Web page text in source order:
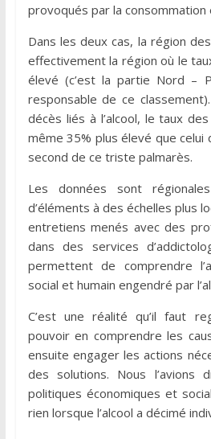
provoqués par la consommation
Dans les deux cas, la région
effectivement la région où le
élevé (c’est la partie Nord –
responsable de ce
décès liés à l’alcool, le taux
même 35% plus élevé que celui
second de ce triste palmarès.
Les données sont
d’éléments à des échelles plus
entretiens menés avec des
dans des services
permettent de comprendre
social et humain engendré par
C’est une réalité qu’il faut
pouvoir en comprendre les
ensuite engager les actions
des solutions. Nous
politiques économiques et
rien lorsque l’alcool a décimé